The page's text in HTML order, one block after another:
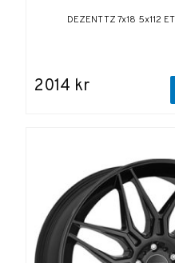
DEZENT TZ 7x18 5x112
2014 kr